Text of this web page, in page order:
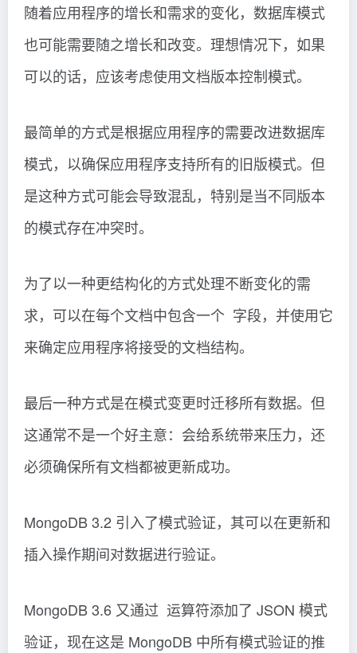
随着应用程序的增长和需求的变化，数据库模式
也可能需要随之增长和改变。理想情况下，如果
可以的话，应该考虑使用文档版本控制模式。
最简单的方式是根据应用程序的需要改进数据库
模式，以确保应用程序支持所有的旧版模式。但
是这种方式可能会导致混乱，特别是当不同版本
的模式存在冲突时。
为了以一种更结构化的方式处理不断变化的需
求，可以在每个文档中包含一个 字段，并使用它
来确定应用程序将接受的文档结构。
最后一种方式是在模式变更时迁移所有数据。但
这通常不是一个好主意：会给系统带来压力，还
必须确保所有文档都被更新成功。
MongoDB 3.2 引入了模式验证，其可以在更新和
插入操作期间对数据进行验证。
MongoDB 3.6 又通过 运算符添加了 JSON 模式
验证，现在这是 MongoDB 中所有模式验证的推